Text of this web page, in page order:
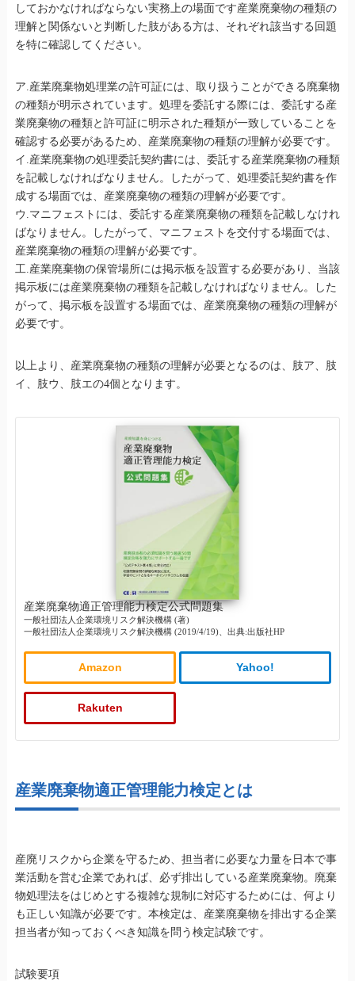
しておかなければならない実務上の場面です産業廃棄物の種類の
理解と関係ないと判断した肢がある方は、それぞれ該当する回題
を特に確認してください。
ア.産業廃棄物処理業の許可証には、取り扱うことができる廃棄物
の種類が明示されています。処理を委託する際には、委託する産
業廃棄物の種類と許可証に明示された種類が一致していることを
確認する必要があるため、産業廃棄物の種類の理解が必要です。
イ.産業廃棄物の処理委託契約書には、委託する産業廃棄物の種類
を記載しなければなりません。したがって、処理委託契約書を作
成する場面では、産業廃棄物の種類の理解が必要です。
ウ.マニフェストには、委託する産業廃棄物の種類を記載しなけれ
ばなりません。したがって、マニフェストを交付する場面では、
産業廃棄物の種類の理解が必要です。
工.産業廃棄物の保管場所には掲示板を設置する必要があり、当該
掲示板には産業廃棄物の種類を記載しなければなりません。した
がって、掲示板を設置する場面では、産業廃棄物の種類の理解が
必要です。
以上より、産業廃棄物の種類の理解が必要となるのは、肢ア、肢
イ、肢ウ、肢エの4個となります。
産業廃棄物適正管理能力検定公式問題集
一般社団法人企業環境リスク解決機構 (著)
一般社団法人企業環境リスク解決機構 (2019/4/19)、出典:出版社HP
Amazon Yahoo!
Rakuten
産業廃棄物適正管理能力検定とは
産廃リスクから企業を守るため、担当者に必要な力量を日本で事
業活動を営む企業であれば、必ず排出している産業廃棄物。廃棄
物処理法をはじめとする複雑な規制に対応するためには、何より
も正しい知識が必要です。本検定は、産業廃棄物を排出する企業
担当者が知っておくべき知識を問う検定試験です。
試験要項